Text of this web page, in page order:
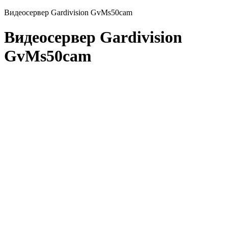
Видеосервер Gardivision GvMs50cam
Видеосервер Gardivision
GvMs50cam